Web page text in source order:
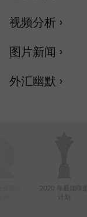
视频分析 ›
图片新闻 ›
外汇幽默 ›
2020 年最佳联盟